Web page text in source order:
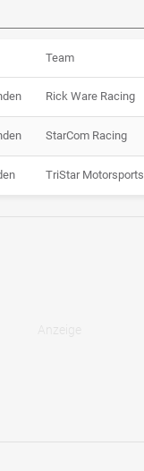
Team
Rick Ware Racing
StarCom Racing
TriStar Motorsports